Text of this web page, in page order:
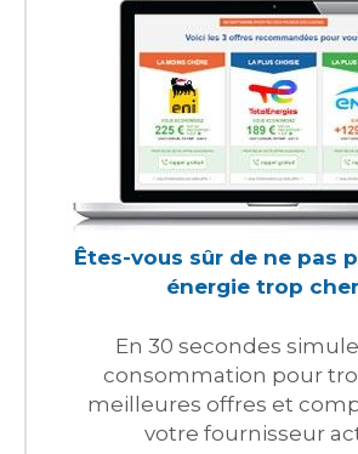
Êtes-vous sûr de ne pas
énergie trop
En 30 secondes
consommation pour
meilleures offres et
votre fournisseur